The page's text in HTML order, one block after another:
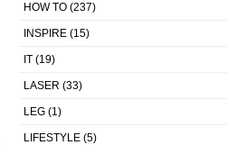
HOW TO (237)
INSPIRE (15)
IT (19)
LASER (33)
LEG (1)
LIFESTYLE (5)